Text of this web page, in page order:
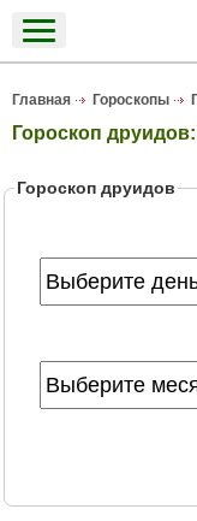
Главная Гороскопы
Гороскоп
Гороскоп друидов